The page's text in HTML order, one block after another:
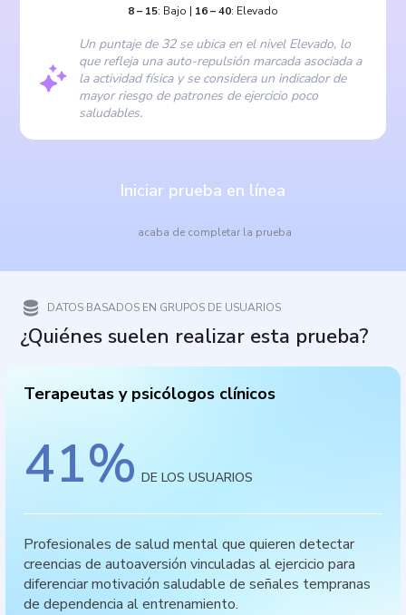
8– 15: Bajo | 16–40: Elevado
Un puntaje de 32 se ubica en el nivel Elevado, lo
que refleja una auto-repulsión marcada asociada a
la actividad física y se considera un indicador de
mayor riesgo de patrones de ejercicio poco
saludables.
Iniciar prueba en línea
acaba de completar la prueba
DATOS BASADOS EN GRUPOS DE USUARIOS
¿Quiénes suelen realizar esta prueba?
Terapeutas y psicólogos clínicos
41% DE LOS USUARIOS
Profesionales de salud mental que quieren detectar
creencias de autoaversión vinculadas al ejercicio para
diferenciar motivación saludable de señales tempranas
de dependencia al entrenamiento.